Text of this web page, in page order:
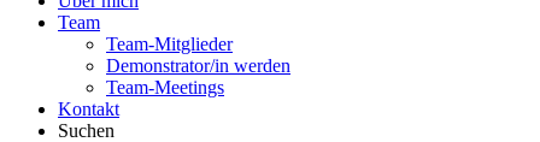
Team
Team-Mitglieder
Demonstrator/in werden
Team-Meetings
Kontakt
Suchen